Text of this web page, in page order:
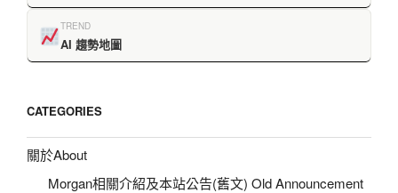
TREND
AI 趨勢地圖
CATEGORIES
關於About
Morgan相關介紹及本站公告(舊文) Old Announcement